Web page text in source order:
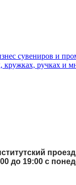
до 19:00 с